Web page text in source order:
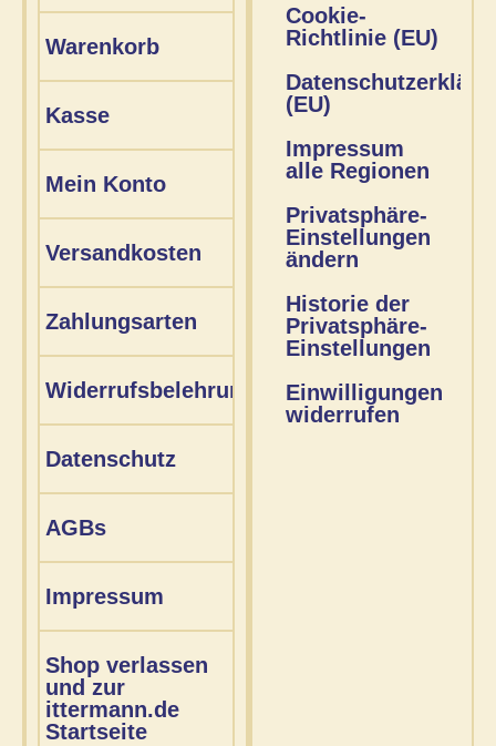
Warenkorb
Kasse
Mein Konto
Versandkosten
Zahlungsarten
Widerrufsbelehrung
Datenschutz
AGBs
Impressum
Shop verlassen
und zur
ittermann.de
Startseite
Cookie-
Richtlinie (EU)
(EU)
Impressum
alle Regionen
Privatsphäre-
Einstellungen
ändern
Historie der
Privatsphäre-
Einstellungen
Einwilligungen
widerrufen